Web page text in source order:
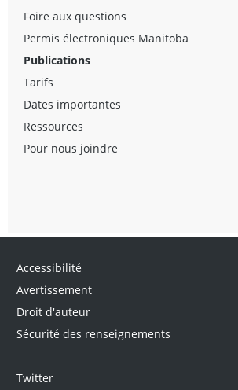
Foire aux questions
Permis électroniques Manitoba
Publications
Tarifs
Dates importantes
Ressources
Pour nous joindre
Accessibilité
Avertissement
Droit d'auteur
Sécurité des renseignements
Twitter